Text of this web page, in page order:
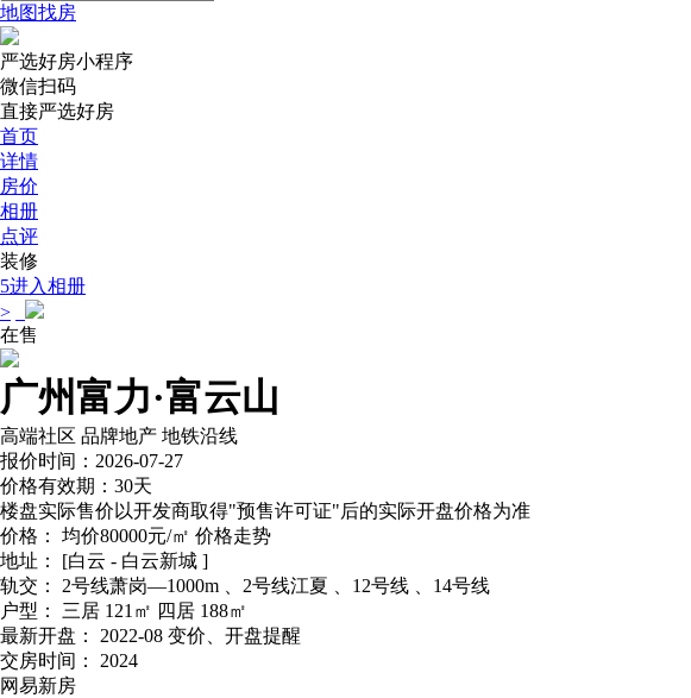
地图找房
严选好房小程序
微信扫码
直接严选好房
首页
详情
房价
相册
点评
装修
5进入相册
>
在售
广州富力·富云山
高端社区 品牌地产 地铁沿线
报价时间：2026-07-27
价格有效期：30天
楼盘实际售价以开发商取得"预售许可证"后的实际开盘价格为准
价格：
均价80000元/㎡ 价格走势
地址：
[白云 - 白云新城 ]
轨交：
2号线萧岗—1000m 、2号线江夏 、12号线 、14号线
户型：
三居 121㎡ 四居 188㎡
最新开盘：
2022-08 变价、开盘提醒
交房时间：
2024
网易新房